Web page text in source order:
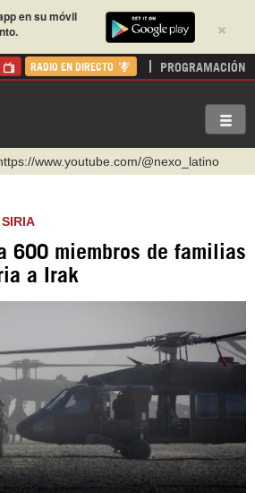
×
en su móvil
RADIO EN DIRECTO PROGRAMACIÓN
www.youtube.com/@nexo_latino
https://t.me/hispantvcanal
https://urmedium.com/c/hispantv
y Viber: +98 921 79 29 404
SIRIA
600 miembros de familias
a Irak